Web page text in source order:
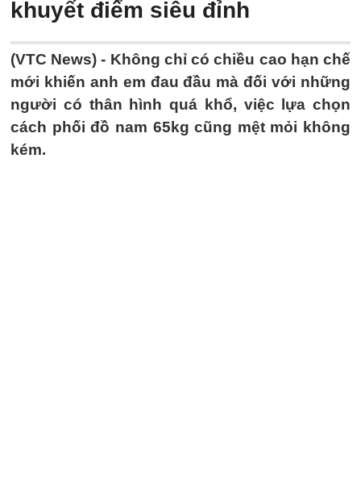
khuyết điểm siêu đỉnh
(VTC News) - Không chỉ có chiều cao hạn chế
mới khiến anh em đau đầu mà đối với những
người có thân hình quá khổ, việc lựa chọn
cách phối đồ nam 65kg cũng mệt mỏi không
kém.